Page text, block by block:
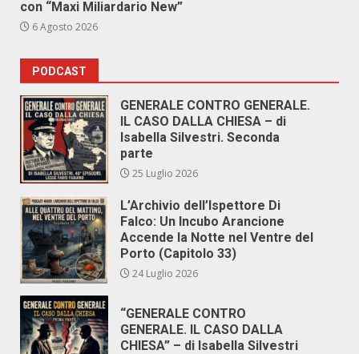
con “Maxi Miliardario New”
6 Agosto 2026
PODCAST
GENERALE CONTRO GENERALE.
IL CASO DALLA CHIESA – di
Isabella Silvestri. Seconda
parte
25 Luglio 2026
L’Archivio dell’Ispettore Di
Falco: Un Incubo Arancione
Accende la Notte nel Ventre del
Porto (Capitolo 33)
24 Luglio 2026
“GENERALE CONTRO
GENERALE. IL CASO DALLA
CHIESA” – di Isabella Silvestri